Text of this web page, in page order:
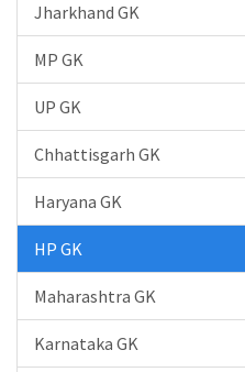
Jharkhand GK
MP GK
UP GK
Chhattisgarh GK
Haryana GK
HP GK
Maharashtra GK
Karnataka GK